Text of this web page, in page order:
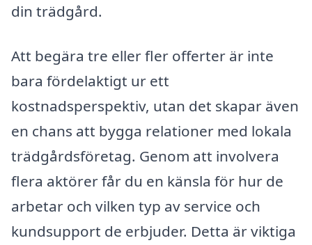
din trädgård.
Att begära tre eller fler offerter är inte
bara fördelaktigt ur ett
kostnadsperspektiv, utan det skapar även
en chans att bygga relationer med lokala
trädgårdsföretag. Genom att involvera
flera aktörer får du en känsla för hur de
arbetar och vilken typ av service och
kundsupport de erbjuder. Detta är viktiga